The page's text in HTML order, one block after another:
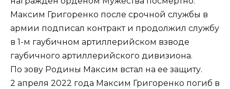
Максим Григоренко после срочной службы в
армии подписал контракт и продолжил службу
в 1-м гаубичном артиллерийском взводе
гаубичного артиллерийского дивизиона.
По зову Родины Максим встал на ее защиту.
2 апреля 2022 года Максим Григоренко погиб в